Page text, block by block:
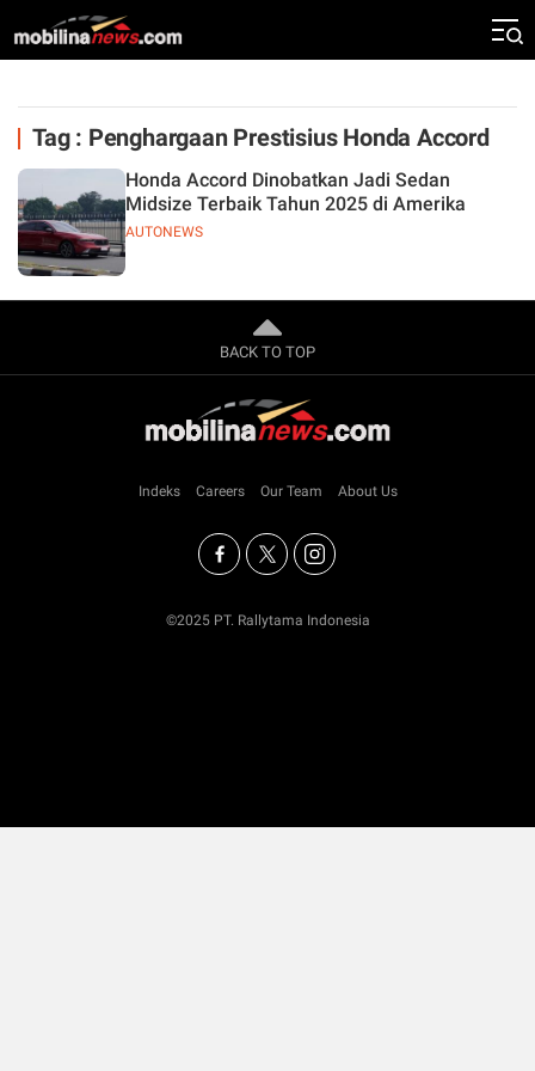
Tag : Penghargaan Prestisius Honda Accord
AUTONEWS
Honda Accord Dinobatkan Jadi Sedan
Midsize Terbaik Tahun 2025 di Amerika
BACK TO TOP
Indeks Careers Our Team About Us
©2025 PT. Rallytama Indonesia